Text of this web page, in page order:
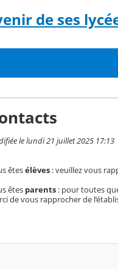
de ses
le lundi 21 juillet 2025 17:13
êtesélèves : veuillez vous
êtes parents : pour toutes
de vous rapprocher de